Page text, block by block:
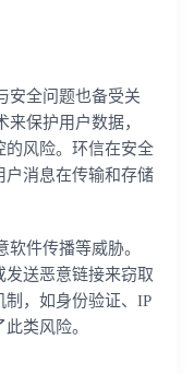
安全问题也备受关
保护用户数据，
的风险。环信在安全
户消息在传输和存储
件传播等威胁。
送恶意链接来窃取
制，如身份验证、IP
类风险。